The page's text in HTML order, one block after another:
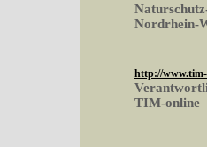
Nordrhein-
http://
TIM-online